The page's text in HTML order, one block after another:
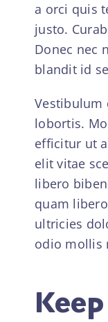
a orci quis
justo.
Donec nec
blandit id
Vestibulum
lobortis.
efficitur ut
elit vitae
libero
quam
ultricies
odio mollis